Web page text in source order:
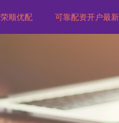
荣顺优配 可靠配资开户最新